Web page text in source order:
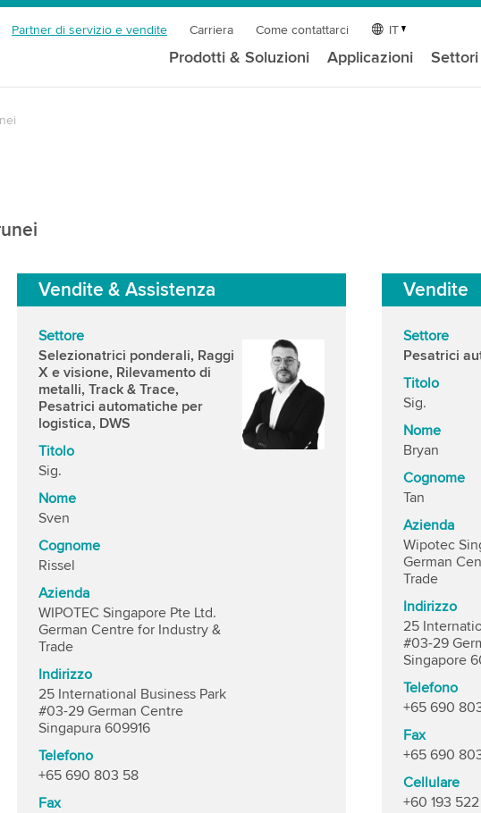
Partner di servizio e vendite Carriera Come contattarci IT
Prodotti & Soluzioni Applicazioni Settori
Vendite & Assistenza
Settore
Selezionatrici ponderali, Raggi
X e visione, Rilevamento di
metalli, Track & Trace,
Pesatrici automatiche per
logistica, DWS
Titolo
Sig.
Nome
Sven
Cognome
Rissel
Azienda
WIPOTEC Singapore Pte Ltd.
German Centre for Industry &
Trade
Indirizzo
25 International Business Park
#03-29 German Centre
Singapura 609916
Telefono
+65 690 803 58
Fax
Vendite
Settore
Pesatrici
Titolo
Sig.
Nome
Bryan
Cognome
Tan
Azienda
Wipotec
German
Trade
Indirizzo
25
#03-29
Singapore
Telefono
+65 690
Fax
+65 690
Cellulare
+60 193